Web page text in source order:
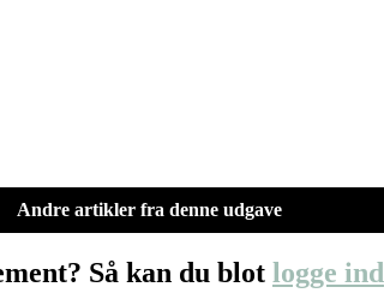
Andre artikler fra denne udgave
Så kan du blot logge ind